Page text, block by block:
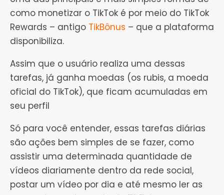
como monetizar o TikTok é por meio do TikTok
Rewards – antigo TikBônus – que a plataforma
disponibiliza.
Assim que o usuário realiza uma dessas
tarefas, já ganha moedas (os rubis, a moeda
oficial do TikTok), que ficam acumuladas em
seu perfil
Só para você entender, essas tarefas diárias
são ações bem simples de se fazer, como
assistir uma determinada quantidade de
vídeos diariamente dentro da rede social,
postar um vídeo por dia e até mesmo ler as